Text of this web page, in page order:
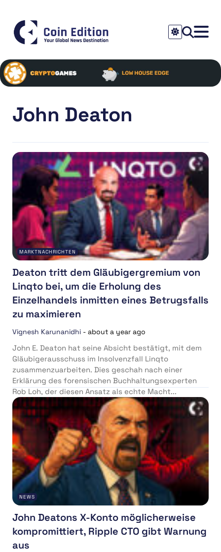
John Deaton
MARKTNACHRICHTEN
Deaton tritt dem Gläubigergremium von
Linqto bei, um die Erholung des
Einzelhandels inmitten eines Betrugsfalls
zu maximieren
Vignesh Karunanidhi - about a year ago
John E. Deaton hat seine Absicht bestätigt, mit dem
Gläubigerausschuss im Insolvenzfall Linqto
zusammenzuarbeiten. Dies geschah nach einer
Erklärung des forensischen Buchhaltungsexperten
Rob Loh, der diesen Ansatz als echte Macht...
NEWS
John Deatons X-Konto möglicherweise
kompromittiert, Ripple CTO gibt Warnung
aus